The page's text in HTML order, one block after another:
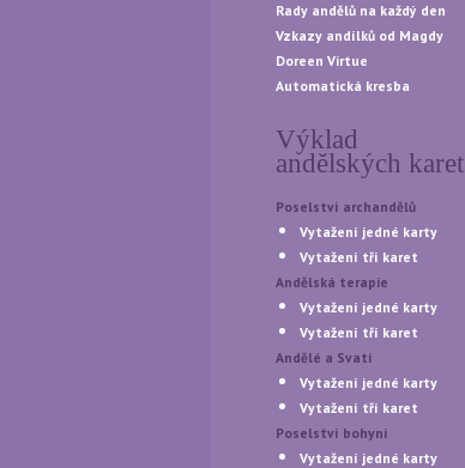
Rady andělů na každý den
Vzkazy andílků od Magdy
Doreen Virtue
Automatická kresba
Výklad
andělských karet
Poselství archandělů
Vytažení jedné karty
Vytažení tří karet
Andělská terapie
Vytažení jedné karty
Vytažení tří karet
Andělé a Svatí
Vytažení jedné karty
Vytažení tří karet
Poselství bohyní
Vytažení jedné karty